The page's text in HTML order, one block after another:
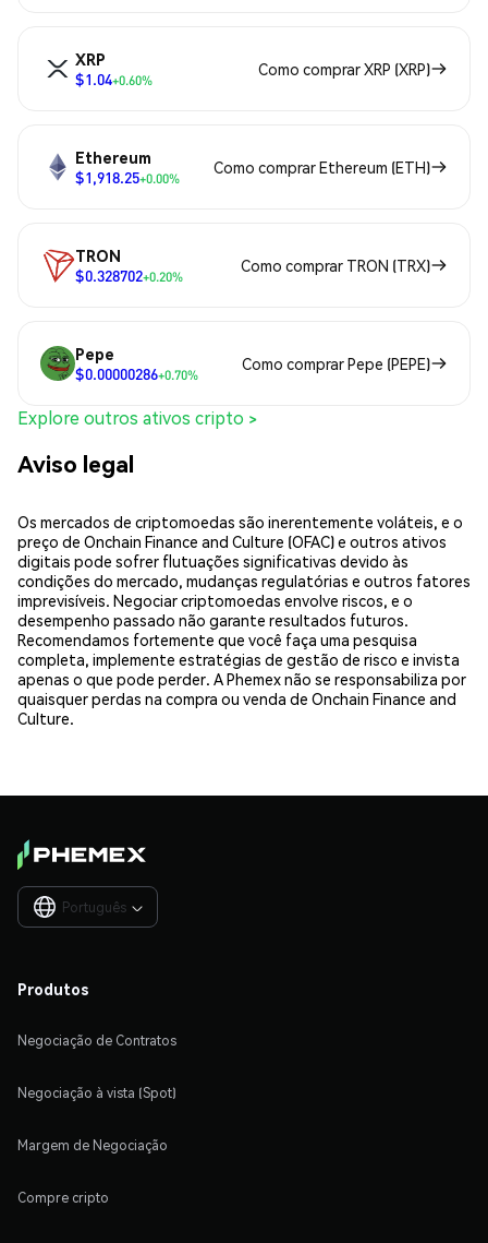
XRP
$1.04+0.60%
Como comprar XRP (XRP)
Ethereum
$1,918.25+0.00%
Como comprar Ethereum (ETH)
TRON
$0.328702+0.20%
Como comprar TRON (TRX)
Pepe
$0.00000286+0.70%
Como comprar Pepe (PEPE)
Explore outros ativos cripto >
Aviso legal
Os mercados de criptomoedas são inerentemente voláteis, e o
preço de Onchain Finance and Culture (OFAC) e outros ativos
digitais pode sofrer flutuações significativas devido às
condições do mercado, mudanças regulatórias e outros fatores
imprevisíveis. Negociar criptomoedas envolve riscos, e o
desempenho passado não garante resultados futuros.
Recomendamos fortemente que você faça uma pesquisa
completa, implemente estratégias de gestão de risco e invista
apenas o que pode perder. A Phemex não se responsabiliza por
quaisquer perdas na compra ou venda de Onchain Finance and
Culture.
Português 
Produtos
Negociação de Contratos
Negociação à vista (Spot)
Margem de Negociação
Compre cripto